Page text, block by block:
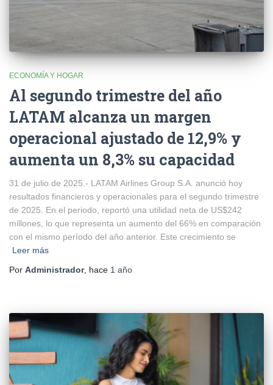
ECONOMÍA Y HOGAR
Al segundo trimestre del año
LATAM alcanza un margen
operacional ajustado de 12,9% y
aumenta un 8,3% su capacidad
31 de julio de 2025.- LATAM Airlines Group S.A. anunció hoy
resultados financieros y operacionales para el segundo trimestre
de 2025. En el periodo, reportó una utilidad neta de US$242
millones, lo que representa un aumento del 66% en comparación
con el mismo período del año anterior. Este crecimiento se
Leer más
Por Administrador, hace 1 año